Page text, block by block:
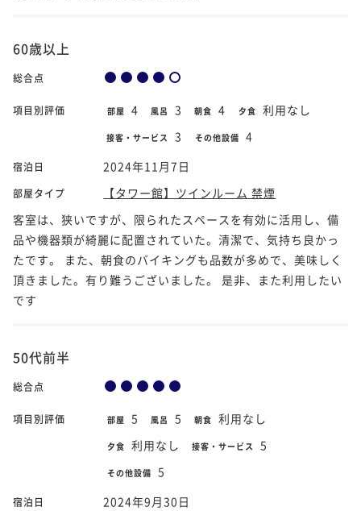
60歳以上
総合点
項目別評価 部屋 4 風呂 3 朝食 4 夕食 利用なし
接客・サービス 3 その他設備 4
宿泊日 2024年11月7日
部屋タイプ
【タワー館】ツインルーム 禁煙
客室は、狭いですが、限られたスペースを有効に活用し、備
品や機器類が綺麗に配置されていた。清潔で、気持ち良かっ
たです。 また、朝食のバイキングも品数が多めで、美味しく
頂きました。有り難うございました。 是非、また利用したい
です️
50代前半
総合点
項目別評価 部屋 5 風呂 5 朝食 利用なし
夕食 利用なし 接客・サービス 5
その他設備 5
宿泊日 2024年9月30日